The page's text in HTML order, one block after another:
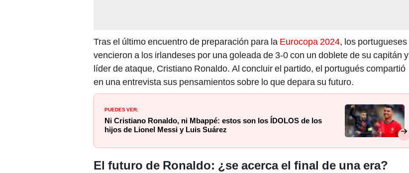
Tras el último encuentro de preparación para la Eurocopa 2024, los portugueses
vencieron a los irlandeses por una goleada de 3-0 con un doblete de su capitán y
líder de ataque, Cristiano Ronaldo. Al concluir el partido, el portugués compartió
en una entrevista sus pensamientos sobre lo que depara su futuro.
PUEDES VER:
Ni Cristiano Ronaldo, ni Mbappé: estos son los ÍDOLOS de los
hijos de Lionel Messi y Luis Suárez
El futuro de Ronaldo: ¿se acerca el final de una era?